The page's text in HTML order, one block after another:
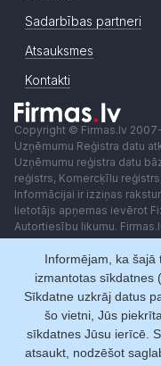
Sadarbības partneri
Atsauksmes
Kontakti
Copyright © Firmas.lv
Uzņēmumu Reģistra datu
Uzņēmumu reģistra datu
reģistrs, Komercķīlu
Informācijai ir izziņas
lietotājs apņemas ievērot
Autortiesību likumu.
lēmumiem, kas balstīti uz
izmantot jebkādas
piekļuvei sistēmai bez
redaktore: Ingūna Pempere.
Lietošanas noteikumi
Informējam, ka šajā
izmantotas sīkdatnes
Sīkdatne uzkrāj datus
šo vietni, Jūs
sīkdatnes Jūsu ierīcē.
atsaukt, nodzēšot